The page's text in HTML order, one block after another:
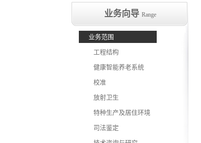
业务向导 Range
业务范围
工程结构
健康智能养老系统
校准
放射卫生
特种生产及居住环境
司法鉴定